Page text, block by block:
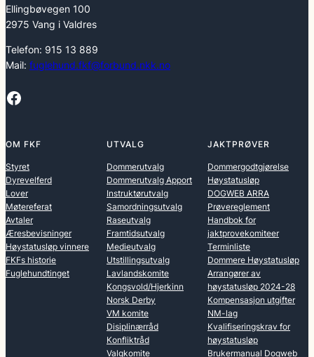
Ellingbøvegen 100
2975 Vang i Valdres
Telefon: 915 13 889
Mail: fuglehund.fkf@forbund.nkk.no
Facebook
OM FKF
Styret
Dyrevelferd
Lover
Møtereferat
Avtaler
Æresbevisninger
Høystatusløp vinnere
FKFs historie
Fuglehundtinget
UTVALG
Dommerutvalg
Dommerutvalg Apport
Instruktørutvalg
Samordningsutvalg
Raseutvalg
Framtidsutvalg
Medieutvalg
Utstillingsutvalg
Lavlandskomite
Kongsvold/Hjerkinn
Norsk Derby
VM komite
Disiplinærråd
Konfliktråd
Valgkomite
JAKTPRØVER
Dommergodtgjørelse
Høystatusløp
DOGWEB ARRA
Prøvereglement
Handbok for
jaktprovekomiteer
Terminliste
Dommere Høystatusløp
Arrangører av
høystatusløp 2024-28
Kompensasjon utgifter
NM-lag
Kvalifiseringskrav for
høystatusløp
Brukermanual Dogweb